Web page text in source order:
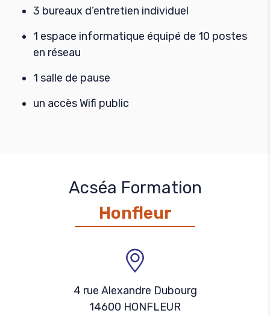
3 bureaux d’entretien individuel
1 espace informatique équipé de 10 postes
en réseau
1 salle de pause
un accès Wifi public
Acséa Formation
Honfleur
4 rue Alexandre Dubourg
14600 HONFLEUR